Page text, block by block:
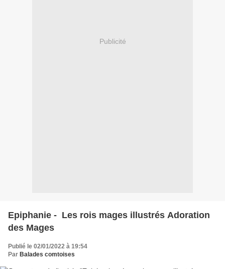
Publicité
Epiphanie - Les rois mages illustrés ​​​​​​​Adoration
des Mages
Publié le 02/01/2022 à 19:54
Par Balades comtoises